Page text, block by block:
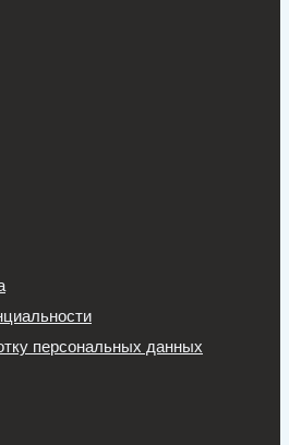
персональных данных